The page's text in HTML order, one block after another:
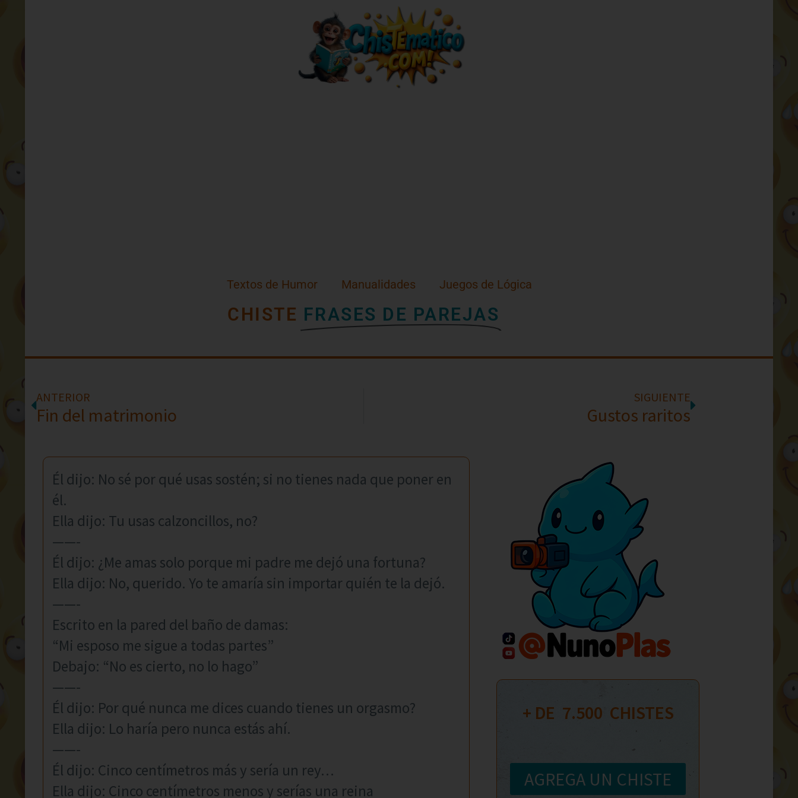
Textos de Humor Manualidades Juegos de Lógica
CHISTE FRASES DE PAREJAS
ANTERIOR
Fin del matrimonio
SIGUIENTE
Gustos raritos
Él dijo: No sé por qué usas sostén; si no tienes nada que poner en
él.
Ella dijo: Tu usas calzoncillos, no?
——-
Él dijo: ¿Me amas solo porque mi padre me dejó una fortuna?
Ella dijo: No, querido. Yo te amaría sin importar quién te la dejó.
——-
Escrito en la pared del baño de damas:
“Mi esposo me sigue a todas partes”
Debajo: “No es cierto, no lo hago”
——-
Él dijo: Por qué nunca me dices cuando tienes un orgasmo?
Ella dijo: Lo haría pero nunca estás ahí.
——-
Él dijo: Cinco centímetros más y sería un rey…
Ella dijo: Cinco centímetros menos y serías una reina
+ DE 7.500
  CHISTES
AGREGA UN CHISTE